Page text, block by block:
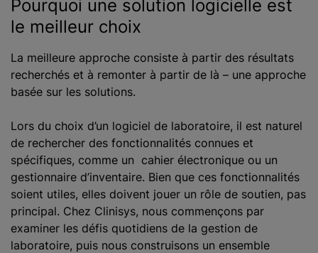
Pourquoi une solution logicielle est
le meilleur choix
La meilleure approche consiste à partir des résultats
recherchés et à remonter à partir de là – une approche
basée sur les solutions.
Lors du choix d’un logiciel de laboratoire, il est naturel
de rechercher des fonctionnalités connues et
spécifiques, comme un cahier électronique ou un
gestionnaire d’inventaire. Bien que ces fonctionnalités
soient utiles, elles doivent jouer un rôle de soutien, pas
principal. Chez Clinisys, nous commençons par
examiner les défis quotidiens de la gestion de
laboratoire, puis nous construisons un ensemble